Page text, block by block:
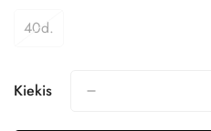
Arba
40d.Variantas
Nepasiekiamas
Kiekis